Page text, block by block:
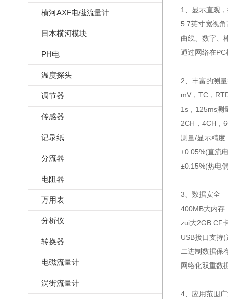
横河AXF电磁流量计
日本横河模块
PH电
温度探头
调节器
传感器
记录纸
分流器
电阻器
万用表
分析仪
转换器
电磁流量计
涡街流量计
1、显示直观
5.7英寸宽视
曲线、数字、
通过网络在
2、丰富的测
mV，TC，
1s，125ms测
2CH，4CH，
测量/显示精度:
±0.05%(直流
±0.15%(热电
3、数据安全
400MB大内存
zui大2GB CF
USB接口支持
二进制数据保
网络化双重数
4、应用范围